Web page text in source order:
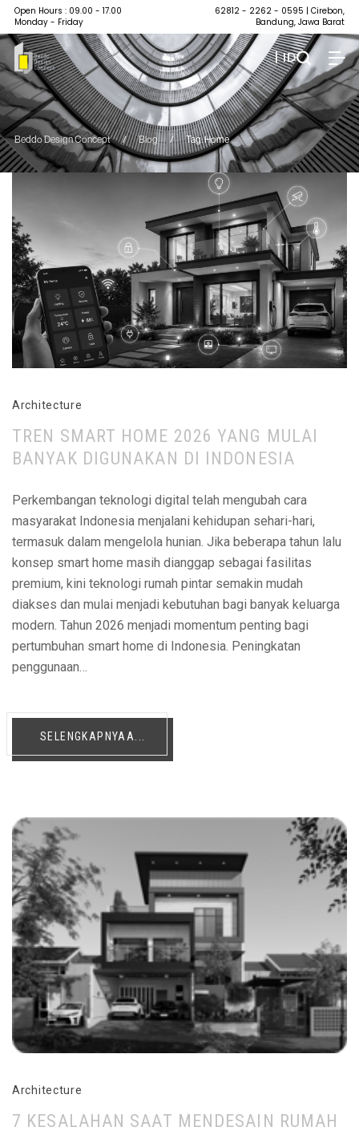
Open Hours : 09.00 - 17.00
Monday - Friday
62812 - 2262 - 0595 | Cirebon,
Bandung, Jawa Barat
| ID
Beddo Design Concept / Blog / Tag: Home
Architecture
TREN SMART HOME 2026 YANG MULAI
BANYAK DIGUNAKAN DI INDONESIA
Perkembangan teknologi digital telah mengubah cara
masyarakat Indonesia menjalani kehidupan sehari-hari,
termasuk dalam mengelola hunian. Jika beberapa tahun lalu
konsep smart home masih dianggap sebagai fasilitas
premium, kini teknologi rumah pintar semakin mudah
diakses dan mulai menjadi kebutuhan bagi banyak keluarga
modern. Tahun 2026 menjadi momentum penting bagi
pertumbuhan smart home di Indonesia. Peningkatan
penggunaan…
SELENGKAPNYAA...
Architecture
7 KESALAHAN SAAT MENDESAIN RUMAH